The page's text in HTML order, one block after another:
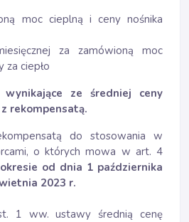
moc cieplną i ceny nośnika
za zamówioną moc
za ciepło
ze średniej ceny
rekompensatą.
do stosowania w
o których mowa w art. 4
od dnia 1 października
2023 r.
1 ww. ustawy średnią cenę